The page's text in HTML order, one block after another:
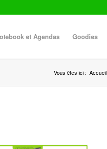
et Agendas Goodies
Vous êtes ici : Accueil